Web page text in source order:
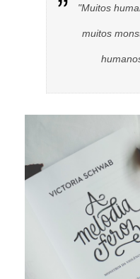
"Muitos
muitos